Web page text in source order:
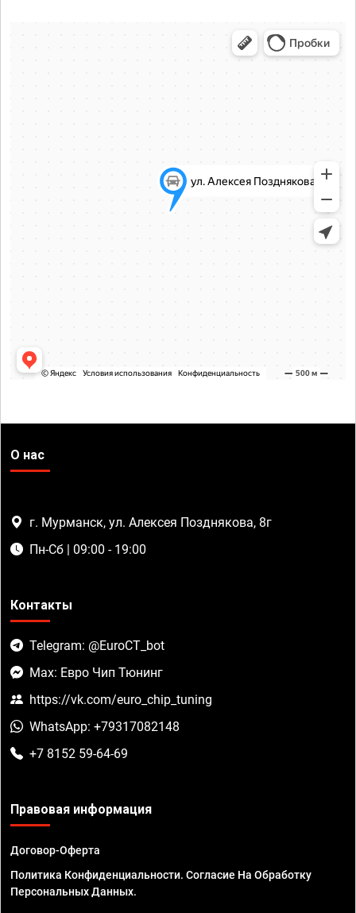
О нас
г. Мурманск, ул. Алексея Позднякова, 8г
Пн-Сб | 09:00 - 19:00
Контакты
Telegram: @EuroCT_bot
Max: Евро Чип Тюнинг
https://vk.com/euro_chip_tuning
WhatsApp: +79317082148
+7 8152 59-64-69
Правовая информация
Договор-Оферта
Политика Конфиденциальности. Согласие На Обработку
Персональных Данных.